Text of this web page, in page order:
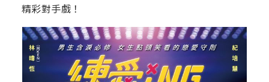
精彩對手戲！